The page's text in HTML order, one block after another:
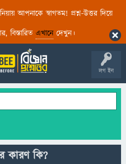
আপনাকে স্বাগতম! প্রশ্ন-উত্তর দিয়ে
বিস্তারিত এখানেদেখুন।
লগ ইন
কারণ কি?